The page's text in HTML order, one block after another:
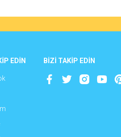
EDİN BİZİ TAKİP EDİN